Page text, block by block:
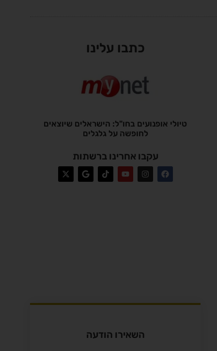
כתבו עלינו
טיולי אופנועים בחו"ל: הישראלים שיוצאים
לחופשה על גלגלים
עקבו אחרינו ברשתות
השאירו הודעה